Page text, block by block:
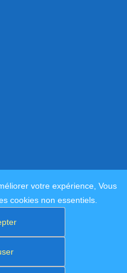
votre expérience, Vous
cookies non essentiels.